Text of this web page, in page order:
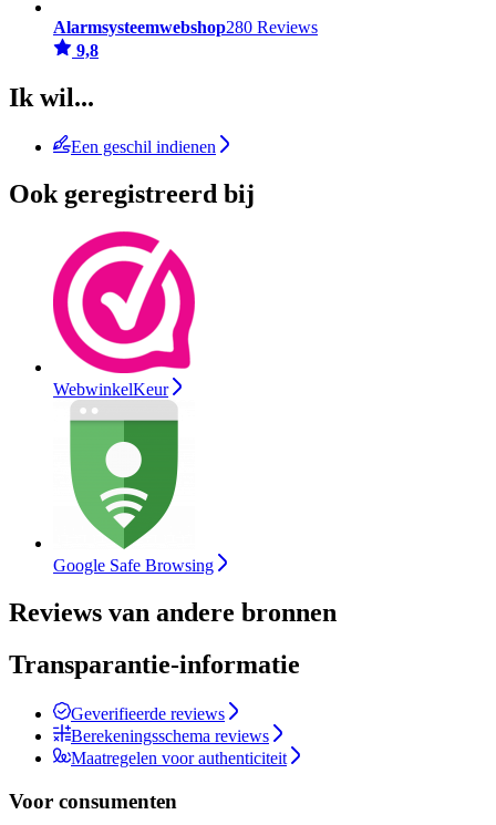
Alarmsysteemwebshop280 Reviews
9,8
Ik wil...
Een geschil indienen
Ook geregistreerd bij
WebwinkelKeur
Google Safe Browsing
Reviews van andere bronnen
Transparantie-informatie
Geverifieerde reviews
Berekeningsschema reviews
Maatregelen voor authenticiteit
Voor consumenten